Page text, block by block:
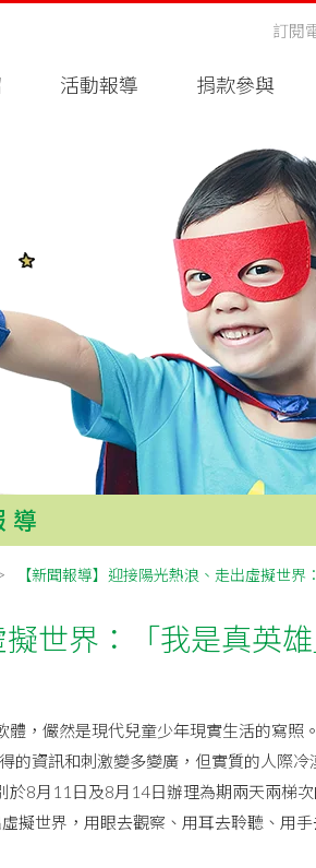
活動報導 捐款參與
訂閱
導
【新聞報導】迎接陽光熱浪、走出虛擬世界
世界：「我是真英雄
，儼然是現代兒童少年現實生活的寫照
的資訊和刺激變多變廣，但實質的人際冷
8月11日及8月14日辦理為期兩天兩梯
擬世界，用眼去觀察、用耳去聆聽、用